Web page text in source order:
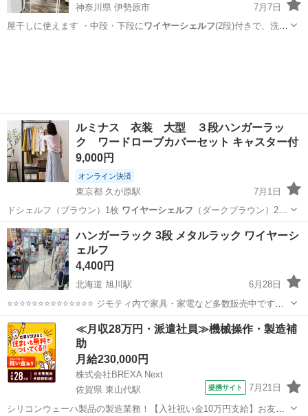
神奈川県 伊勢原市
7月7日
屋干しに使えます ・中段・下段にワイヤーシェルフ(2段)付きで、洗
ルミナス 衣装 大型 ３段ハンガーラッ
ク ワードローブカバーセット キャスター付
9,000円
オンライン決済
東京都 久が原駅
7月1日
ドシェルフ（ブラウン）1枚 ワイヤーシェルフ （ダークブラウン）2枚
・ポール…
東京 大田区 久が原駅 収納家具
ハンガーラック 3段 メタルラック ワイヤーシ
ェルフ
4,400円
北海道 旭川駅
6月28日
⭐⭐⭐⭐⭐⭐⭐⭐⭐⭐⭐⭐⭐⭐ ジモティ内で家具・家電など多数販売中です
⭐⭐⭐⭐⭐⭐⭐⭐⭐⭐⭐⭐⭐⭐ 【商品説明】 サイズ 約）幅90cm 奥行
45cm 高160cm 中古品の為、キズ汚れあり...
北海道 旭川市 旭川駅 収納家具 ワイヤーシェルフ
≪月収28万円・派遣社員≫機械操作・製造補
助
月給230,000円
株式会社BREXA Next
佐賀県 東山代駅
提携サイト 7月21日
シリコンウェーハ製品の製造業務！【入社祝い金10万円支給】お友達